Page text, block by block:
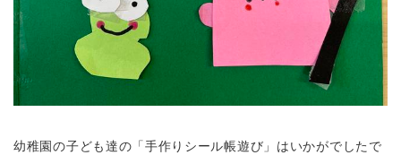
幼稚園の子ども達の「手作りシール帳遊び」はいかがでしたで